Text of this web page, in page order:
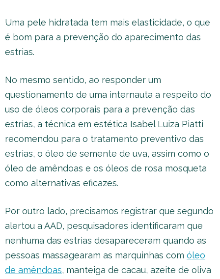
Uma pele hidratada tem mais elasticidade, o que
é bom para a prevenção do aparecimento das
estrias.
No mesmo sentido, ao responder um
questionamento de uma internauta a respeito do
uso de óleos corporais para a prevenção das
estrias, a técnica em estética Isabel Luiza Piatti
recomendou para o tratamento preventivo das
estrias, o óleo de semente de uva, assim como o
óleo de amêndoas e os óleos de rosa mosqueta
como alternativas eficazes.
Por outro lado, precisamos registrar que segundo
alertou a AAD, pesquisadores identificaram que
nenhuma das estrias desapareceram quando as
pessoas massagearam as marquinhas com óleo
de amêndoas, manteiga de cacau, azeite de oliva